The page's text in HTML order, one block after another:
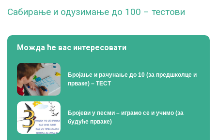
Сабирање и одузимање до 100 – тестови
Можда ће вас интересовати
Бројање и рачунање до 10 (за предшколце и
прваке) – ТЕСТ
Бројеви у песми – играмо се и учимо (за
будуће прваке)